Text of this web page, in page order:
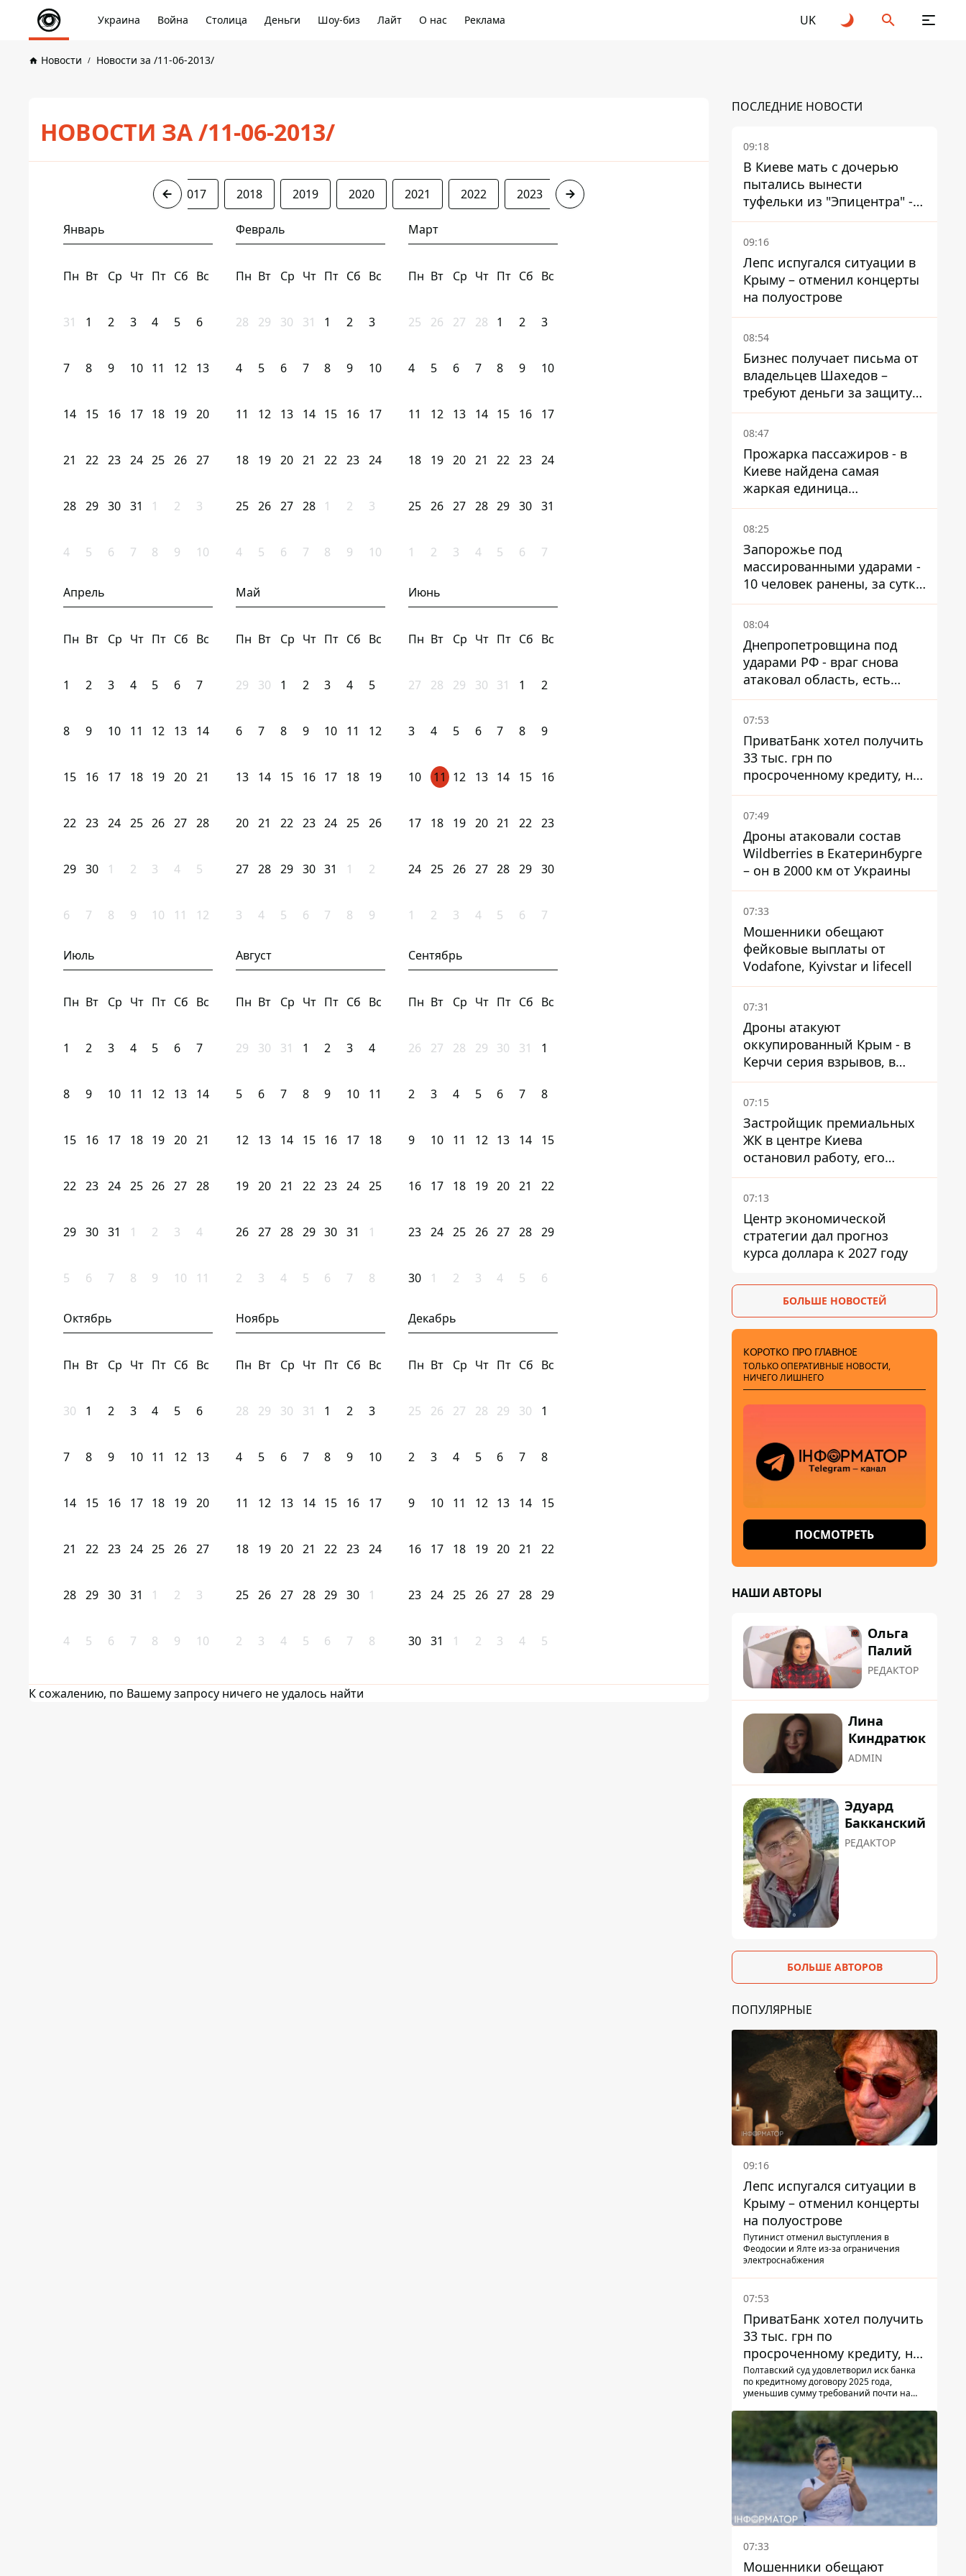
Украина Война Столица Деньги Шоу-биз Лайт О нас Реклама UK
Новости Новости за /11-06-2013/
НОВОСТИ ЗА /11-06-2013/
2017 2018 2019 2020 2021 2022 2023 2024
Январь
Пн Вт Ср Чт Пт Сб Вс
31 1 2 3 4 5 6
7 8 9 10 11 12 13
14 15 16 17 18 19 20
21 22 23 24 25 26 27
28 29 30 31 1 2 3
4 5 6 7 8 9 10
Февраль
Пн Вт Ср Чт Пт Сб Вс
28 29 30 31 1 2 3
4 5 6 7 8 9 10
11 12 13 14 15 16 17
18 19 20 21 22 23 24
25 26 27 28 1 2 3
4 5 6 7 8 9 10
Март
Пн Вт Ср Чт Пт Сб Вс
25 26 27 28 1 2 3
4 5 6 7 8 9 10
11 12 13 14 15 16 17
18 19 20 21 22 23 24
25 26 27 28 29 30 31
1 2 3 4 5 6 7
Апрель
Пн Вт Ср Чт Пт Сб Вс
1 2 3 4 5 6 7
8 9 10 11 12 13 14
15 16 17 18 19 20 21
22 23 24 25 26 27 28
29 30 1 2 3 4 5
6 7 8 9 10 11 12
Май
Пн Вт Ср Чт Пт Сб Вс
29 30 1 2 3 4 5
6 7 8 9 10 11 12
13 14 15 16 17 18 19
20 21 22 23 24 25 26
27 28 29 30 31 1 2
3 4 5 6 7 8 9
Июнь
Пн Вт Ср Чт Пт Сб Вс
27 28 29 30 31 1 2
3 4 5 6 7 8 9
10 11 12 13 14 15 16
17 18 19 20 21 22 23
24 25 26 27 28 29 30
1 2 3 4 5 6 7
Июль
Пн Вт Ср Чт Пт Сб Вс
1 2 3 4 5 6 7
8 9 10 11 12 13 14
15 16 17 18 19 20 21
22 23 24 25 26 27 28
29 30 31 1 2 3 4
5 6 7 8 9 10 11
Август
Пн Вт Ср Чт Пт Сб Вс
29 30 31 1 2 3 4
5 6 7 8 9 10 11
12 13 14 15 16 17 18
19 20 21 22 23 24 25
26 27 28 29 30 31 1
2 3 4 5 6 7 8
Сентябрь
Пн Вт Ср Чт Пт Сб Вс
26 27 28 29 30 31 1
2 3 4 5 6 7 8
9 10 11 12 13 14 15
16 17 18 19 20 21 22
23 24 25 26 27 28 29
30 1 2 3 4 5 6
Октябрь
Пн Вт Ср Чт Пт Сб Вс
30 1 2 3 4 5 6
7 8 9 10 11 12 13
14 15 16 17 18 19 20
21 22 23 24 25 26 27
28 29 30 31 1 2 3
4 5 6 7 8 9 10
Ноябрь
Пн Вт Ср Чт Пт Сб Вс
28 29 30 31 1 2 3
4 5 6 7 8 9 10
11 12 13 14 15 16 17
18 19 20 21 22 23 24
25 26 27 28 29 30 1
2 3 4 5 6 7 8
Декабрь
Пн Вт Ср Чт Пт Сб Вс
25 26 27 28 29 30 1
2 3 4 5 6 7 8
9 10 11 12 13 14 15
16 17 18 19 20 21 22
23 24 25 26 27 28 29
30 31 1 2 3 4 5
К сожалению, по Вашему запросу ничего не удалось найти
ПОСЛЕДНИЕ НОВОСТИ
09:18
В Киеве мать с дочерью
пытались вынести
туфельки из "Эпицентра" -
суд вынес приговор
09:16
Лепс испугался ситуации в
Крыму – отменил концерты
на полуострове
08:54
Бизнес получает письма от
владельцев Шахедов –
требуют деньги за защиту
от атак
08:47
Прожарка пассажиров - в
Киеве найдена самая
жаркая единица
общественного транспорта
08:25
Запорожье под
массированными ударами -
10 человек ранены, за сутки
тысячи атак
08:04
Днепропетровщина под
ударами РФ - враг снова
атаковал область, есть
разрушения и пожары
07:53
ПриватБанк хотел получить
33 тыс. грн по
просроченному кредиту, но
суд взыскал с должницы
только 22 тыс. грн
07:49
Дроны атаковали состав
Wildberries в Екатеринбурге
– он в 2000 км от Украины
07:33
Мошенники обещают
фейковые выплаты от
Vodafone, Kyivstar и lifecell
07:31
Дроны атакуют
оккупированный Крым - в
Керчи серия взрывов, в
Феодосии пожар
07:15
Застройщик премиальных
ЖК в центре Киева
остановил работу, его
руководители сбежали из
Украины - Bihus.info
07:13
Центр экономической
стратегии дал прогноз
курса доллара к 2027 году
БОЛЬШЕ НОВОСТЕЙ
КОРОТКО ПРО ГЛАВНОЕ
ТОЛЬКО ОПЕРАТИВНЫЕ НОВОСТИ,
НИЧЕГО ЛИШНЕГО
ПОСМОТРЕТЬ
НАШИ АВТОРЫ
Ольга
Палий
РЕДАКТОР
Лина
Киндратюк
ADMIN
Эдуард
Бакканский
РЕДАКТОР
БОЛЬШЕ АВТОРОВ
ПОПУЛЯРНЫЕ
09:16
Лепс испугался ситуации в
Крыму – отменил концерты
на полуострове
Путинист отменил выступления в
Феодосии и Ялте из-за ограничения
электроснабжения
07:53
ПриватБанк хотел получить
33 тыс. грн по
просроченному кредиту, но
суд взыскал с должницы
только 22 тыс. грн
Полтавский суд удовлетворил иск банка
по кредитному договору 2025 года,
уменьшив сумму требований почти на
07:33
Мошенники обещают